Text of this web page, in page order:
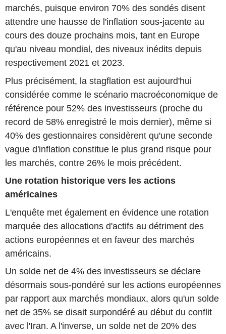
marchés, puisque environ 70% des sondés disent
attendre une hausse de l'inflation sous-jacente au
cours des douze prochains mois, tant en Europe
qu'au niveau mondial, des niveaux inédits depuis
respectivement 2021 et 2023.
Plus précisément, la stagflation est aujourd'hui
considérée comme le scénario macroéconomique de
référence pour 52% des investisseurs (proche du
record de 58% enregistré le mois dernier), même si
40% des gestionnaires considèrent qu'une seconde
vague d'inflation constitue le plus grand risque pour
les marchés, contre 26% le mois précédent.
Une rotation historique vers les actions
américaines
L'enquête met également en évidence une rotation
marquée des allocations d'actifs au détriment des
actions européennes et en faveur des marchés
américains.
Un solde net de 4% des investisseurs se déclare
désormais sous-pondéré sur les actions européennes
par rapport aux marchés mondiaux, alors qu'un solde
net de 35% se disait surpondéré au début du conflit
avec l'Iran. A l'inverse, un solde net de 20% des